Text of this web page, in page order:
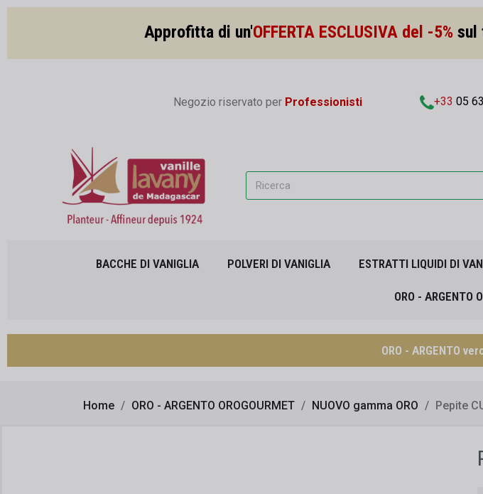
Approfitta di un'OFFERTA ESCLUSIVA del -5%sul
Negozio riservato per Professionisti +33 05
BACCHE DI VANIGLIA POLVERI DI VANIGLIA ESTRATTI LIQUIDI DI
ORO - ARGENTO
ORO - ARGENTO
Home ORO - ARGENTO OROGOURMET NUOVO gamma ORO Pepite